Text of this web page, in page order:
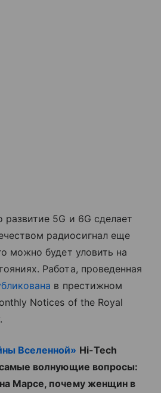
развитие 5G и 6G сделает
радиосигнал еще
можно будет уловить на
Работа, проведенная
в престижном
Notices of the Royal
Вселенной» Hi-Tech
волнующие вопросы:
Марсе, почему женщин в